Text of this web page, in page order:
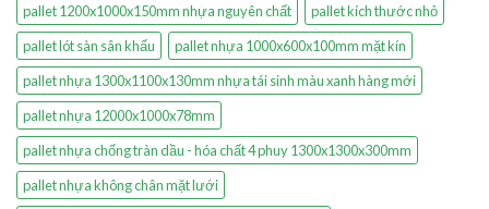
pallet 1200x1000x150mm nhựa nguyên chất
pallet kích thước nhỏ
pallet lót sàn sân khấu
pallet nhựa 1000x600x100mm mặt kín
pallet nhựa 1300x1100x130mm nhựa tái sinh màu xanh hàng mới
pallet nhựa 12000x1000x78mm
pallet nhựa chống tràn dầu - hóa chất 4 phuy 1300x1300x300mm
pallet nhựa không chân mặt lưới